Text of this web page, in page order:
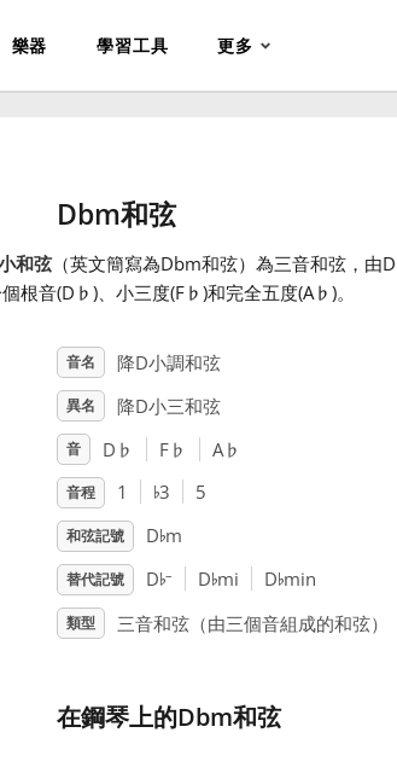
樂器 學習工具 更多
Dbm和弦
和弦（英文簡寫為Dbm和弦）為三音和弦，由D
根音(D ♭ )、小三度(F♭ )和完全五度(A♭ )。
音名 降D小調和弦
異名 降D小三和弦
音 D ♭ F♭ A♭
音程 1 ♭3 5
和弦記號 D♭m
替代記號 D♭– D♭mi D♭min
類型 三音和弦（由三個音組成的和弦）
在鋼琴上的Dbm和弦